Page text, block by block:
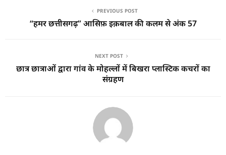
PREVIOUS POST
“हमर छत्तीसगढ़” आसिफ़ इक़बाल की कलम से अंक 57
NEXT POST
छात्र छात्राओं द्वारा गांव के मोहल्लों में बिखरा प्लास्टिक कचरों का
संग्रहण